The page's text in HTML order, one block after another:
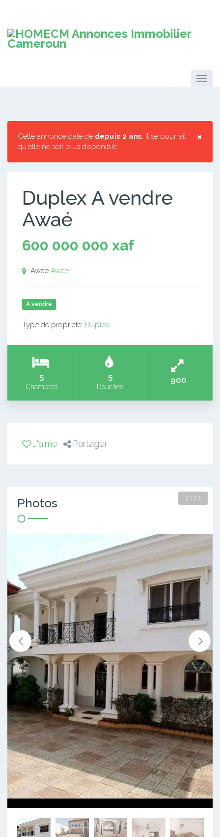
×
Cette annonce date de depuis 2 ans, il se pourrait
qu'elle ne soit plus disponible.
Duplex A vendre
Awaé
600 000 000 xaf
Awaé Awaé
A vendre
Type de propriété: Duplex
5
Chambres
5
Douches
900
J'aime Partager
Photos 2 / 12